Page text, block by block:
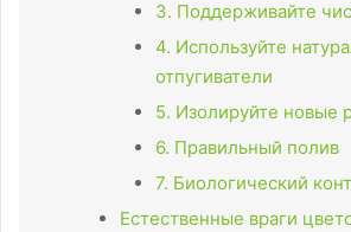
3. Поддерживайте
4. Используйте
отпугиватели
5. Изолируйте новые
6. Правильный полив
7. Биологический
Естественные враги